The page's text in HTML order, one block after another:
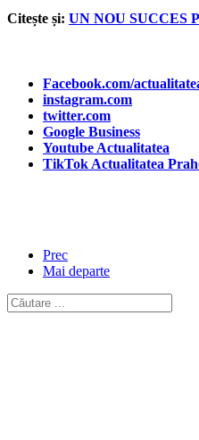
Citește și: UN NOU SUCCES
Facebook.com/
instagram.com
twitter.com
Google Business
Youtube Actualitatea
TikTok Actualitatea
Prec
Mai departe